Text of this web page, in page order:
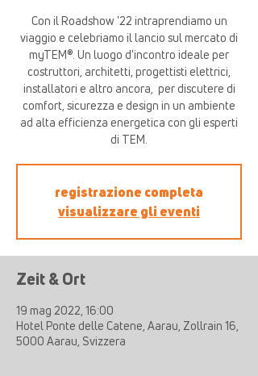
Con il Roadshow '22 intraprendiamo un
viaggio e celebriamo il lancio sul mercato di
myTEM®. Un luogo d'incontro ideale per
costruttori, architetti, progettisti elettrici,
installatori e altro ancora, ​ per discutere di
comfort, sicurezza e design in un ambiente
ad alta efficienza energetica con gli esperti
di TEM.
registrazione completa
visualizzare gli eventi
Zeit & Ort
19 mag 2022, 16:00
Hotel Ponte delle Catene, Aarau, Zollrain 16,
5000 Aarau, Svizzera